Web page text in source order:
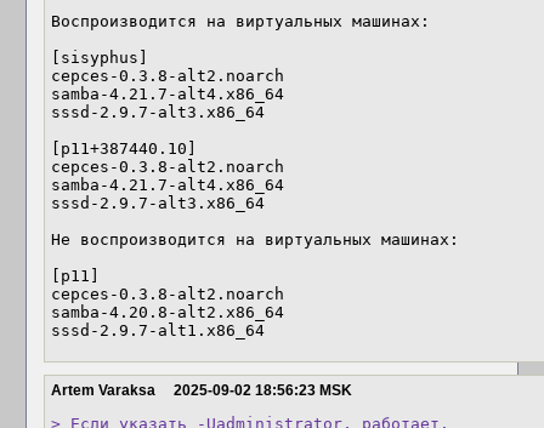
Воспроизводится на виртуальных машинах:
[sisyphus]
cepces-0.3.8-alt2.noarch
samba-4.21.7-alt4.x86_64
sssd-2.9.7-alt3.x86_64
[p11+387440.10]
cepces-0.3.8-alt2.noarch
samba-4.21.7-alt4.x86_64
sssd-2.9.7-alt3.x86_64
Не воспроизводится на виртуальных машинах:
[p11]
cepces-0.3.8-alt2.noarch
samba-4.20.8-alt2.x86_64
sssd-2.9.7-alt1.x86_64
Artem Varaksa 2025-09-02 18:56:23 MSK
> Если указать -Uadministrator, работает.